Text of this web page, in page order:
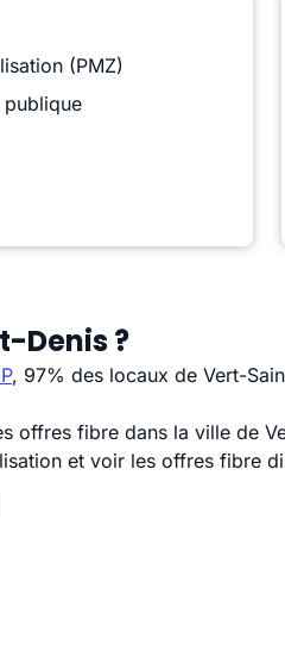
(PMZ)
publique
Denis ?
, 97% des locaux de Vert-
offres fibre dans la ville de
et voir les offres fibre